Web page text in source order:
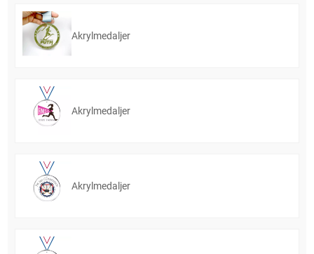
Akrylmedaljer
Akrylmedaljer
Akrylmedaljer